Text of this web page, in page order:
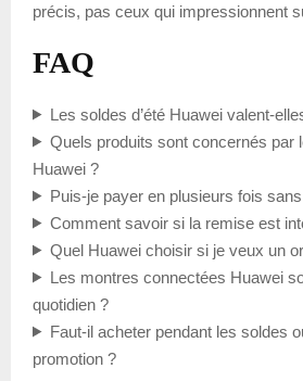
précis, pas ceux qui impressionnent
FAQ
Les soldes d’été Huawei valent-
Quels produits sont concernés par
Huawei ?
Puis-je payer en plusieurs fois
Comment savoir si la remise est
Quel Huawei choisir si je veux un
Les montres connectées Huawei
quotidien ?
Faut-il acheter pendant les soldes
promotion ?